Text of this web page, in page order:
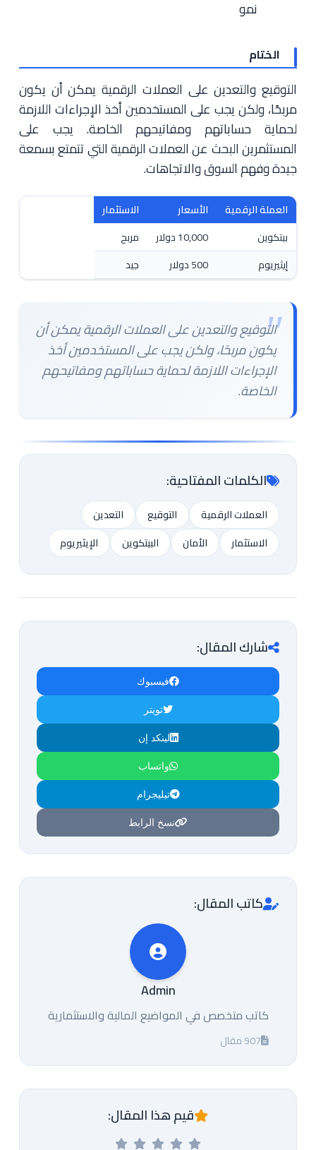
نمو
الختام
التوقيع والتعدين على العملات الرقمية يمكن أن يكون
مربحًا، ولكن يجب على المستخدمين أخذ الإجراءات اللازمة
لحماية حساباتهم ومفاتيحهم الخاصة. يجب على
المستثمرين البحث عن العملات الرقمية التي تتمتع بسمعة
جيدة وفهم السوق والاتجاهات.
العملة الرقمية الأسعار
الاستثمار
بيتكوين
10,000 دولار
مربح
إيثيريوم
500 دولار جيد
التوقيع والتعدين على العملات الرقمية يمكن أن
يكون مربحًا، ولكن يجب على المستخدمين أخذ
الإجراءات اللازمة لحماية حساباتهم ومفاتيحهم
الخاصة.
الكلمات المفتاحية:
العملات الرقمية التوقيع
التعدين
الاستثمار
الأمان البيتكوين الإيثيريوم
شارك المقال:
فيسبوك
تويتر
لينكد إن
واتساب
تيليجرام
نسخ الرابط
كاتب المقال:
Admin
كاتب متخصص في المواضيع المالية والاستثمارية
907 مقال
قيم هذا المقال: